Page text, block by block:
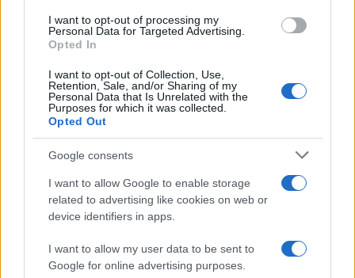
I want to opt-out of processing my
Personal Data for Targeted Advertising.
Opted In
I want to opt-out of Collection, Use,
Retention, Sale, and/or Sharing of my
Personal Data that Is Unrelated with the
Purposes for which it was collected.
Opted Out
Google consents
I want to allow Google to enable storage
related to advertising like cookies on web or
device identifiers in apps.
I want to allow my user data to be sent to
Google for online advertising purposes.
Brentolie daalt naar 88.9 dollar: grondstoffen onder druk